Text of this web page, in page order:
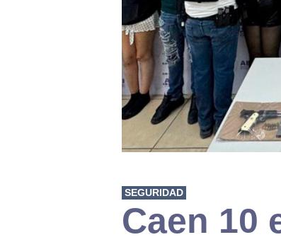
SEGURIDAD
Caen 10